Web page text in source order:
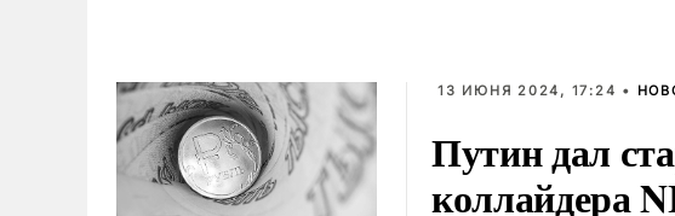
13 ИЮНЯ 2024, 17:24 •
Путин дал
коллайдера